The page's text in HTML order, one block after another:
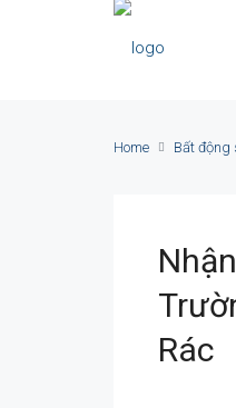
Home Bất động
Rác